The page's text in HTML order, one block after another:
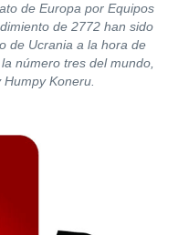
de Europa por Equipos
de 2772 han sido
de Ucrania a la hora de
número tres del mundo,
Koneru.